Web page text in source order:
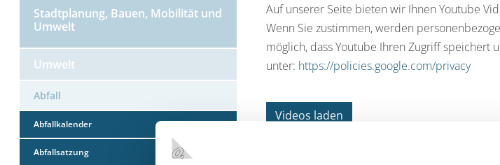
Stadtplanung, Bauen, Mobilität und
Umwelt
Umwelt
Abfall
Abfallkalender
Abfallsatzung
Auf unserer Seite bieten wir Ihnen Youtube
Wenn Sie zustimmen, werden
möglich, dass Youtube Ihren Zugriff speichert
unter: https://policies.google.com/privacy
Videos laden